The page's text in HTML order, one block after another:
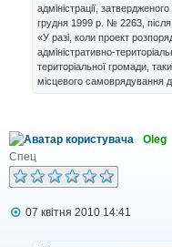
адміністрації,
грудня 1999 р. № 2263,
«У разі, коли проект
адміністративно-
територіальної громади,
місцевого самоврядування
Oleg
Спец
П
07 квітня 2010 14:41